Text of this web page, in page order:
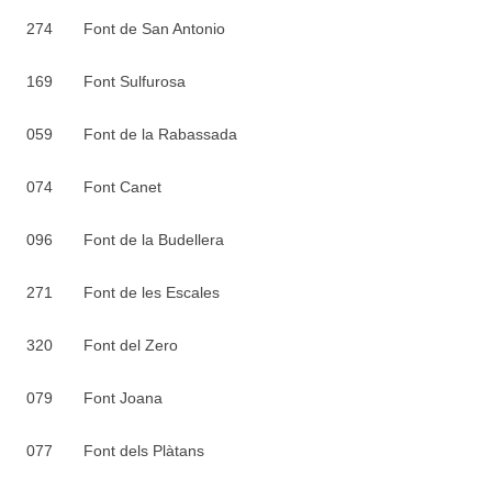
274 Font de San Antonio
169 Font Sulfurosa
059 Font de la Rabassada
074 Font Canet
096 Font de la Budellera
271 Font de les Escales
320 Font del Zero
079 Font Joana
077 Font dels Plàtans